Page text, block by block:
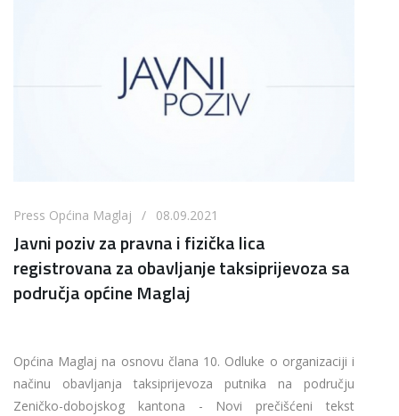
Press Općina Maglaj / 08.09.2021
Javni poziv za pravna i fizička lica
registrovana za obavljanje taksiprijevoza sa
područja općine Maglaj
Općina Maglaj na osnovu člana 10. Odluke o organizaciji i
načinu obavljanja taksiprijevoza putnika na području
Zeničko-dobojskog kantona - Novi prečišćeni tekst